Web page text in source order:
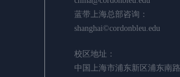
蓝带上海总部咨询：
shanghai©cordonbleu.edu
校区地址：
中国上海市浦东新区浦东南